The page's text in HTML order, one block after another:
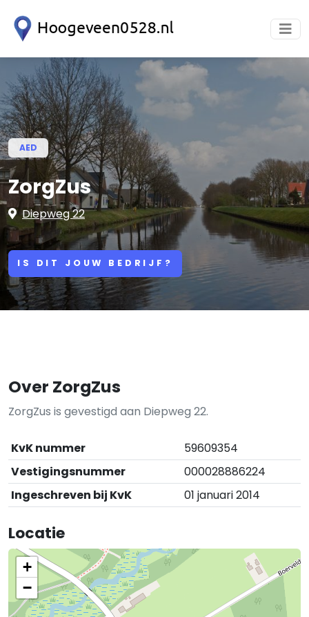
AED
ZorgZus
Diepweg 22
IS DIT JOUW BEDRIJF?
Over ZorgZus
ZorgZus is gevestigd aan Diepweg 22.
KvK nummer
59609354
Vestigingsnummer
000028886224
Ingeschreven bij KvK
01 januari 2014
Locatie
+
−